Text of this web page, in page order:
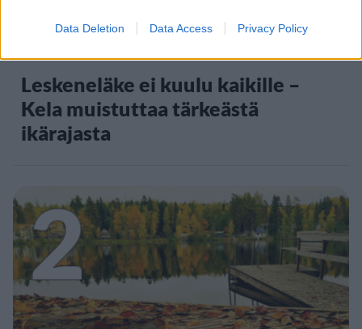
Data Deletion Data Access Privacy Policy
UUTISET
Leskeneläke ei kuulu kaikille –
Kela muistuttaa tärkeästä
ikärajasta
2